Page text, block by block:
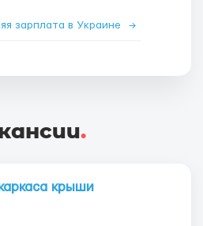
зарплата в Украине →
.
крыши